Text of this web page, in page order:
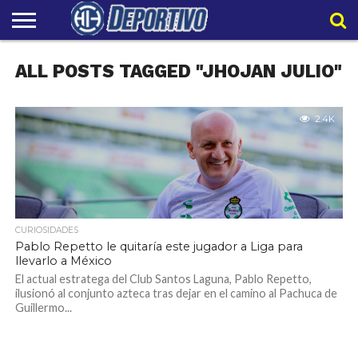
NACIONAL
INTERNACIONAL
EMBAJADORES
POLIDEPORTIVO
POLÍTICAS
DE
CONTACTO
HIT
EQUIPO
HIT
ALL POSTS TAGGED "JHOJAN JULIO"
2.4K
CURIOSIDADES
Pablo Repetto le quitaría este jugador a Liga para
llevarlo a México
El actual estratega del Club Santos Laguna, Pablo Repetto,
ilusionó al conjunto azteca tras dejar en el camino al Pachuca de
Guillermo...